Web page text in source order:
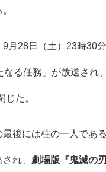
月28日（土）23時30
なる任務」が放送され
じた。
後には柱の一人であ
れ、 劇場版『鬼滅の